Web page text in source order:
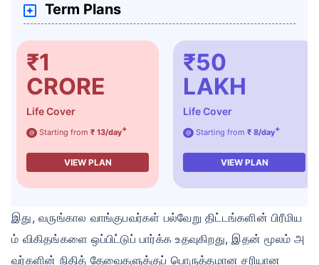
Term Plans
₹1
CRORE
Life Cover
@ Starting from ₹ 13/day+
VIEW PLAN
₹50
LAKH
Life Cover
@ Starting from ₹ 8/day+
VIEW PLAN
இது, வருங்கால வாங்குபவர்கள் பல்வேறு திட்டங்களின் பிரீமிய
ம் விகிதங்களை ஒப்பிட்டுப் பார்க்க உதவுகிறது, இதன் மூலம் அ
வர்களின் நிதித் தேவைகளுக்குப் பொருத்தமான சரியான